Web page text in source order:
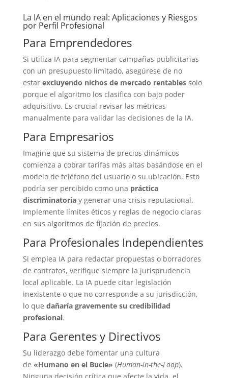
La IA en el mundo real: Aplicaciones y Riesgos
por Perfil Profesional
Para Emprendedores
Si utiliza IA para segmentar campañas publicitarias
con un presupuesto limitado, asegúrese de no
estar excluyendo nichos de mercado rentablessolo
porque el algoritmo los clasifica con bajo poder
adquisitivo. Es crucial revisar las métricas
manualmente para validar las decisiones de la IA.
Para Empresarios
Imagine que su sistema de precios dinámicos
comienza a cobrar tarifas más altas basándose en el
modelo de teléfono del usuario o su ubicación. Esto
podría ser percibido como una práctica
discriminatoriay generar una crisis reputacional.
Implemente límites éticos y reglas de negocio claras
en sus algoritmos de fijación de precios.
Para Profesionales Independientes
Si emplea IA para redactar propuestas o borradores
de contratos, verifique siempre la jurisprudencia
local aplicable. La IA puede citar legislación
inexistente o que no corresponde a su jurisdicción,
lo que dañaría gravemente su credibilidad
profesional.
Para Gerentes y Directivos
Su liderazgo debe fomentar una cultura
de «Humano en el Bucle» (Human-in-the-Loop).
Ninguna decisión crítica que afecte la vida, el